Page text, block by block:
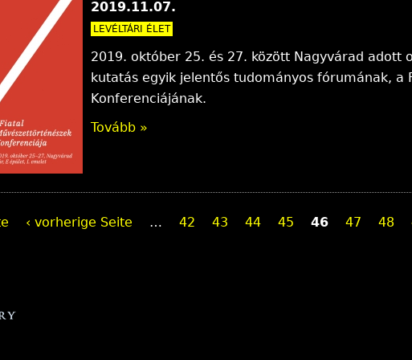
2019.11.07.
LEVÉLTÁRI ÉLET
2019. október 25. és 27. között Nagyvárad
kutatás egyik jelentős tudományos fórumának, a
Konferenciájának.
Tovább »
‹ vorherige Seite … 42 43 44 45 46 47 48